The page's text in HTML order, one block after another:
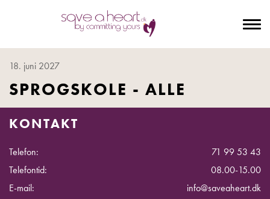
18. juni 2027
SPROGSKOLE - ALLE
KONTAKT
Telefon:
71 99 53 43
Telefontid:
08.00-15.00
E-mail:
info@saveaheart.dk